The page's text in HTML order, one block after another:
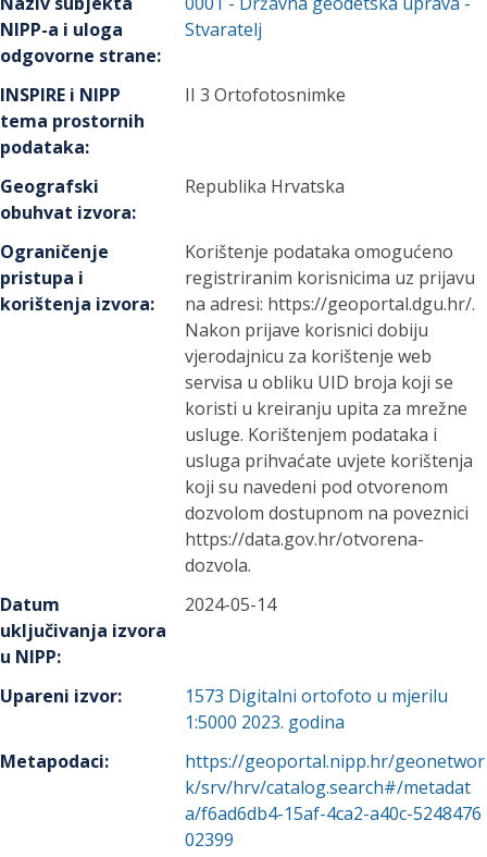
NIPP-a i uloga
odgovorne strane:
Stvaratelj
INSPIRE i NIPP
tema prostornih
podataka:
II 3 Ortofotosnimke
Geografski
obuhvat izvora:
Republika Hrvatska
Ograničenje
pristupa i
korištenja izvora:
Korištenje podataka omogućeno
registriranim korisnicima uz prijavu
na adresi: https://geoportal.dgu.hr/.
Nakon prijave korisnici dobiju
vjerodajnicu za korištenje web
servisa u obliku UID broja koji se
koristi u kreiranju upita za mrežne
usluge. Korištenjem podataka i
usluga prihvaćate uvjete korištenja
koji su navedeni pod otvorenom
dozvolom dostupnom na poveznici
https://data.gov.hr/otvorena-
dozvola.
Datum
uključivanja izvora
u NIPP:
2024-05-14
Upareni izvor: 1573 Digitalni ortofoto u mjerilu
1:5000 2023. godina
Metapodaci:
https://geoportal.nipp.hr/geonetwor
k/srv/hrv/catalog.search#/metadat
a/f6ad6db4-15af-4ca2-a40c-5248476
02399